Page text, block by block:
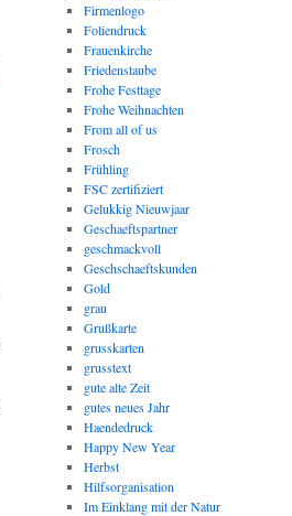
Firmenlogo
Foliendruck
Frauenkirche
Friedenstaube
Frohe Festtage
Frohe Weihnachten
From all of us
Frosch
Frühling
FSC zertifiziert
Gelukkig Nieuwjaar
Geschaeftspartner
geschmackvoll
Geschschaeftskunden
Gold
grau
Grußkarte
grusskarten
grusstext
gute alte Zeit
gutes neues Jahr
Haendedruck
Happy New Year
Herbst
Hilfsorganisation
Im Einklang mit der Natur